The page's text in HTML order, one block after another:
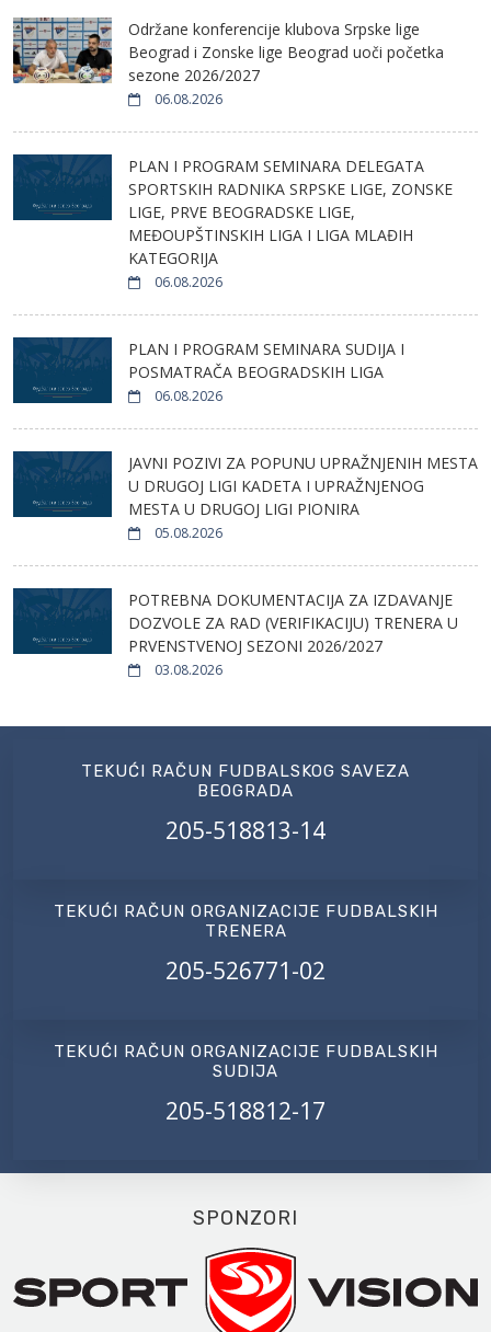
Održane konferencije klubova Srpske lige
Beograd i Zonske lige Beograd uoči početka
sezone 2026/2027
06.08.2026
PLAN I PROGRAM SEMINARA DELEGATA
SPORTSKIH RADNIKA SRPSKE LIGE, ZONSKE
LIGE, PRVE BEOGRADSKE LIGE,
MEĐOUPŠTINSKIH LIGA I LIGA MLAĐIH
KATEGORIJA
06.08.2026
PLAN I PROGRAM SEMINARA SUDIJA I
POSMATRAČA BEOGRADSKIH LIGA
06.08.2026
JAVNI POZIVI ZA POPUNU UPRAŽNJENIH MESTA
U DRUGOJ LIGI KADETA I UPRAŽNJENOG
MESTA U DRUGOJ LIGI PIONIRA
05.08.2026
POTREBNA DOKUMENTACIJA ZA IZDAVANJE
DOZVOLE ZA RAD (VERIFIKACIJU) TRENERA U
PRVENSTVENOJ SEZONI 2026/2027
03.08.2026
TEKUĆI RAČUN FUDBALSKOG SAVEZA
BEOGRADA
205-518813-14
TEKUĆI RAČUN ORGANIZACIJE FUDBALSKIH
TRENERA
205-526771-02
TEKUĆI RAČUN ORGANIZACIJE FUDBALSKIH
SUDIJA
205-518812-17
SPONZORI